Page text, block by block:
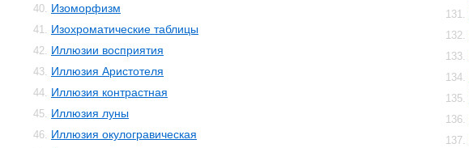
40. Изоморфизм
41. Изохроматические таблицы
42. Иллюзии восприятия
43. Иллюзия Аристотеля
44. Иллюзия контрастная
45. Иллюзия луны
46. Иллюзия окулогравическая
131.
132.
133.
134.
135.
136.
137.